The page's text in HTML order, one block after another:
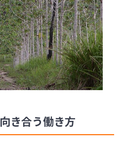
き合う働き方